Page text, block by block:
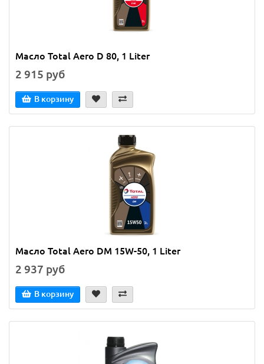
Масло Total Aero D 80, 1 Liter
2 915 руб
В корзину
Масло Total Aero DM 15W-50, 1 Liter
2 937 руб
В корзину